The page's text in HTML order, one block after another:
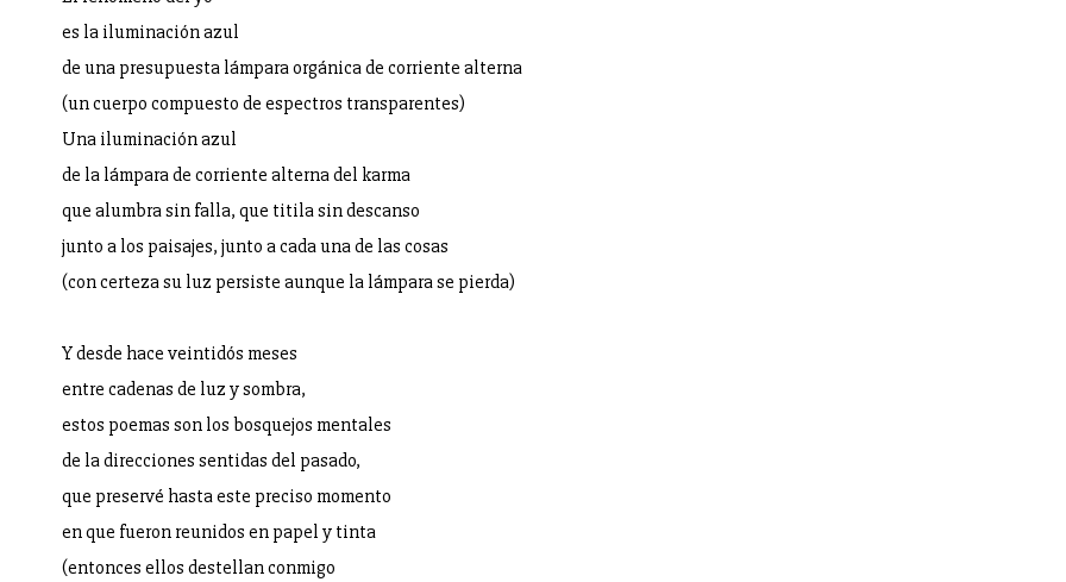
es la iluminación azul
de una presupuesta lámpara orgánica de corriente alterna
(un cuerpo compuesto de espectros transparentes)
Una iluminación azul
de la lámpara de corriente alterna del karma
que alumbra sin falla, que titila sin descanso
junto a los paisajes, junto a cada una de las cosas
(con certeza su luz persiste aunque la lámpara se pierda)
Y desde hace veintidós meses
entre cadenas de luz y sombra,
estos poemas son los bosquejos mentales
de la direcciones sentidas del pasado,
que preservé hasta este preciso momento
en que fueron reunidos en papel y tinta
(entonces ellos destellan conmigo